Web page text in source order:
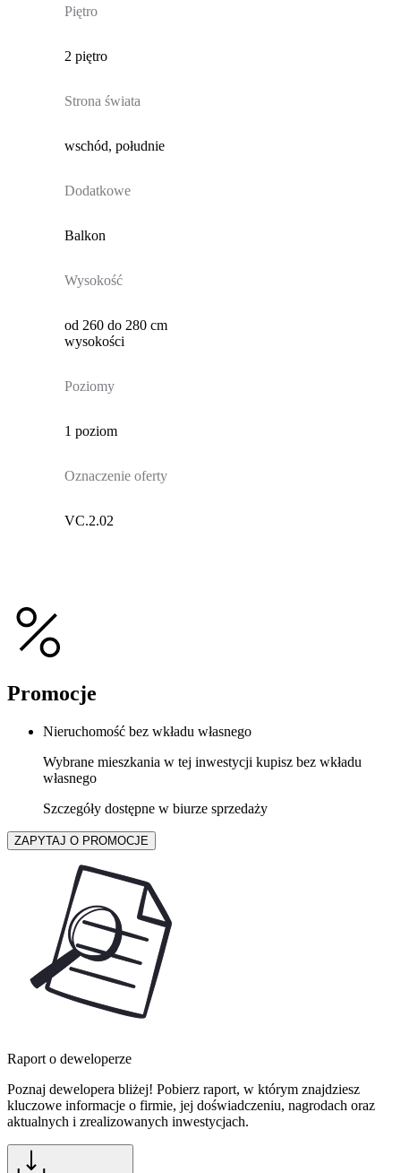
Piętro
2 piętro
Strona świata
wschód, południe
Dodatkowe
Balkon
Wysokość
od 260 do 280 cm
wysokości
Poziomy
1 poziom
Oznaczenie oferty
VC.2.02
Promocje
Nieruchomość bez wkładu własnego
Wybrane mieszkania w tej inwestycji kupisz bez wkładu
własnego
Szczegóły dostępne w biurze sprzedaży
ZAPYTAJ O PROMOCJE
Raport o deweloperze
Poznaj dewelopera bliżej! Pobierz raport, w którym znajdziesz
kluczowe informacje o firmie, jej doświadczeniu, nagrodach oraz
aktualnych i zrealizowanych inwestycjach.